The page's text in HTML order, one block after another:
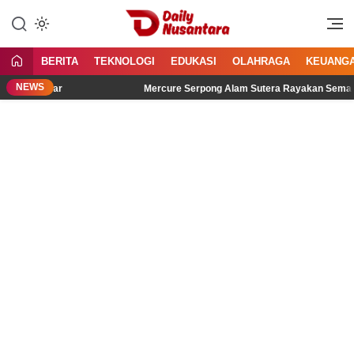
konten
Daily Nusantara
Menyajikan Fakta, Menginspirasi
BERITA TEKNOLOGI EDUKASI OLAHRAGA
NEWS Mercure Serpong Alam Sutera Rayakan Semangat